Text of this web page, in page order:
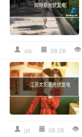
ats 08-28
jst 08-28